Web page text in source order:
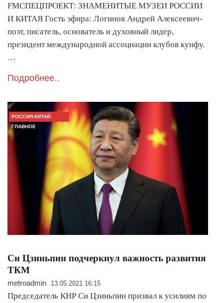
FMCПЕЦПРОЕКТ: ЗНАМЕНИТЫЕ МУЗЕИ РОССИИ
И КИТАЯ Гость эфира: Логинов Андрей Алексеевич-
поэт, писатель, основатель и духовный лидер,
президент международной ассоциации клубов кунфу.
…
Подробнее..
РОССИЯ-КИТАЙ:
ГЛАВНОЕ
Си Цзиньпин подчеркнул важность развития
ТКМ
metroadmin 13.05.2021 16:15
Председатель КНР Си Цзиньпин призвал к усилиям по